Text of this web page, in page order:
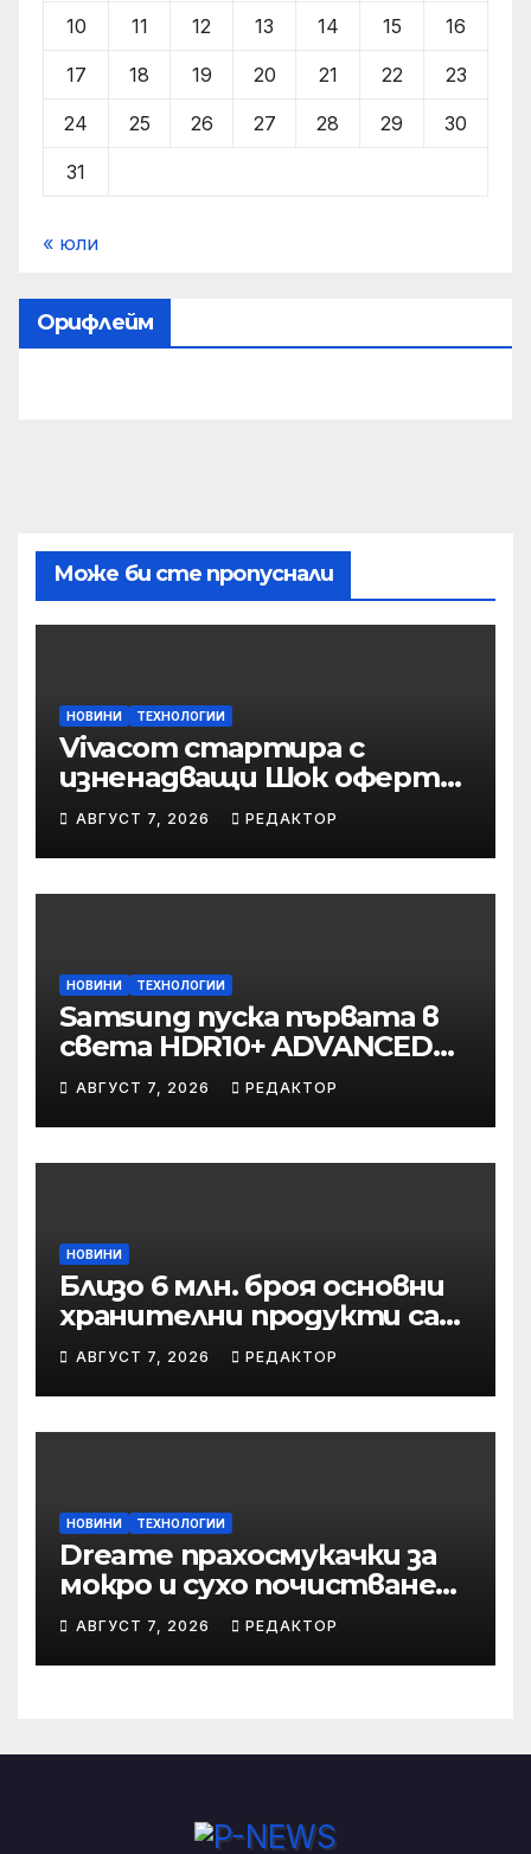
10 11 12 13 14 15 16
17 18 19 20 21 22 23
24 25 26 27 28 29 30
31
« юли
Орифлейм
Може би сте пропуснали
НОВИНИ ТЕХНОЛОГИИ
Vivacom стартира с
изненадващи Шок оферти
през август
онлайн
АВГУСТ 7, 2026 РЕДАКТОР
НОВИНИ ТЕХНОЛОГИИ
Samsung пуска първата в
света HDR10+ ADVANCED
стрийминг услуга в Prime
Video
АВГУСТ 7, 2026 РЕДАКТОР
НОВИНИ
Близо 6 млн. броя основни
хранителни продукти са
закупени от „Кошница с
грижа“ в Kaufland от
старта на кампанията
АВГУСТ 7, 2026 РЕДАКТОР
НОВИНИ ТЕХНОЛОГИИ
Dreame прахосмукачки за
мокро и сухо почистване
надхвърлиха 2 000
патентни заявки в
световен мащаб
АВГУСТ 7, 2026 РЕДАКТОР